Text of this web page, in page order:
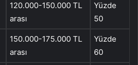
120.000-150.000 TL
arası
Yüzde
50
150.000-175.000 TL
arası
Yüzde
60